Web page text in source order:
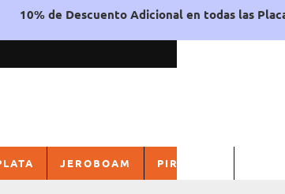
10% de Descuento Adicional en todas las
JEROBOAM PIRULAS